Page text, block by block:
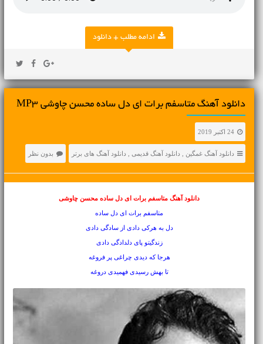
ادامه مطلب + دانلود
دانلود آهنگ متاسفم برات ای دل ساده محسن چاوشی MP3
24 اکتبر 2019
دانلود آهنگ غمگین دانلود آهنگ قدیمی دانلود آهنگ های برتر بدون نظر
دانلود آهنگ متاسفم برات ای دل ساده محسن چاوشی
متاسفم برات ای دل ساده
دل به هركی دادی از سادگی دادی
زندگیتو پای دلدادگی دادی
هرجا كه دیدی چراغی پر فروغه
تا بهش رسیدی فهمیدی دروغه